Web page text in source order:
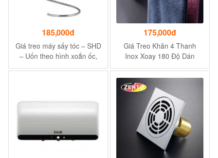
185,000đ
Giá treo máy sấy tóc – SHD
– Uốn theo hình xoắn ốc,
gọn nhẹ, tính thẩm mỹ cao
175,000đ
Giá Treo Khăn 4 Thanh
Inox Xoay 180 Độ Dán
Tường Cho Nhà Tắm -
SHUANGQING